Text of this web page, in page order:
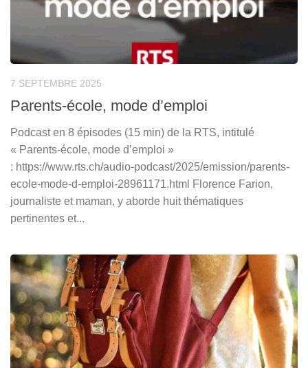
7 SEPTEMBRE 2025
Parents-école, mode d’emploi
Podcast en 8 épisodes (15 min) de la RTS, intitulé
« Parents-école, mode d’emploi »
: https://www.rts.ch/audio-podcast/2025/emission/parents-
ecole-mode-d-emploi-28961171.html Florence Farion,
journaliste et maman, y aborde huit thématiques
pertinentes et...